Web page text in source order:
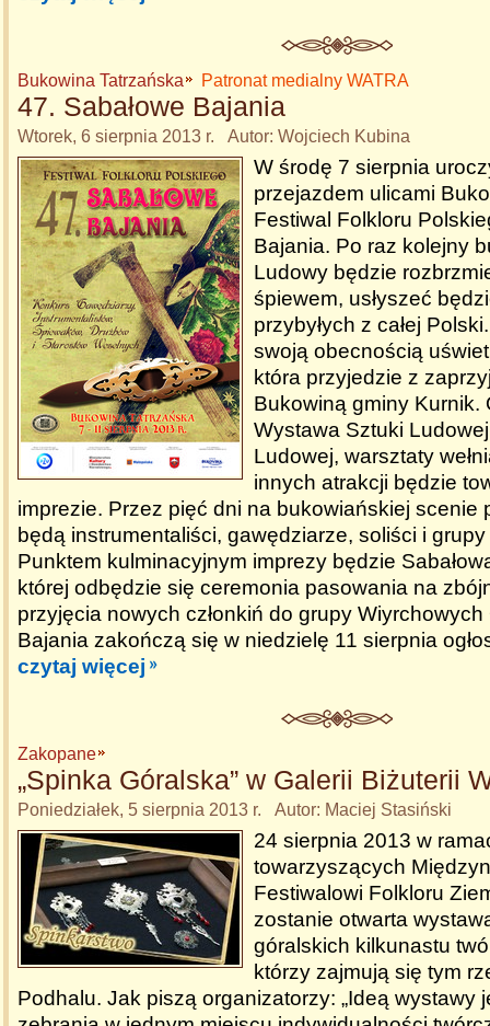
Bukowina Tatrzańska Patronat medialny WATRA
47. Sabałowe Bajania
Wtorek, 6 sierpnia 2013 r. Autor: Wojciech Kubina
W środę 7 sierpnia
przejazdem ulicami
Festiwal Folkloru
Bajania. Po raz kolejny
Ludowy będzie
śpiewem, usłyszeć
przybyłych z całej
swoją obecnością
która przyjedzie z
Bukowiną gminy Kurnik.
Wystawa Sztuki
Ludowej, warsztaty
innych atrakcji będzie
imprezie. Przez pięć dni na bukowiańskiej scenie
będą instrumentaliści, gawędziarze, soliści i
Punktem kulminacyjnym imprezy będzie
której odbędzie się ceremonia pasowania na
przyjęcia nowych członkiń do grupy Wiyrchowych
Bajania zakończą się w niedzielę 11 sierpnia
czytaj więcej
Zakopane
„Spinka Góralska” w Galerii Biżuterii
Poniedziałek, 5 sierpnia 2013 r. Autor: Maciej Stasiński
24 sierpnia 2013 w
towarzyszących
Festiwalowi Folkloru
zostanie otwarta
góralskich kilkunastu
którzy zajmują się tym
Podhalu. Jak piszą organizatorzy: „Ideą wystawy